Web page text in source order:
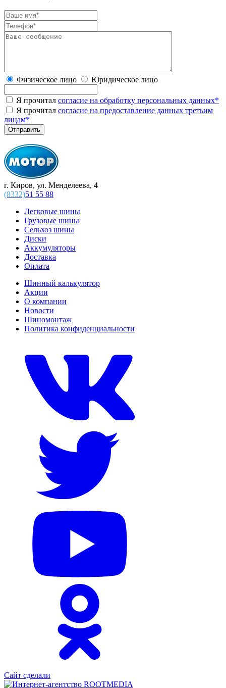
Физическое лицо Юридическое лицо
Я прочитал согласие на обработку персональных данных*
Я прочитал согласие на предоставление данных третьим
лицам*
г. Киров, ул. Менделеева, 4
(8332)51 55 88
Легковые шины
Грузовые шины
Сельхоз шины
Диски
Аккумуляторы
Доставка
Оплата
Шинный калькулятор
Акции
О компании
Новости
Шиномонтаж
Политика конфиденциальности
Сайт сделали